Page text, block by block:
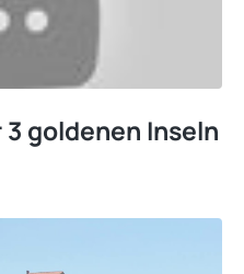
goldenen Inseln